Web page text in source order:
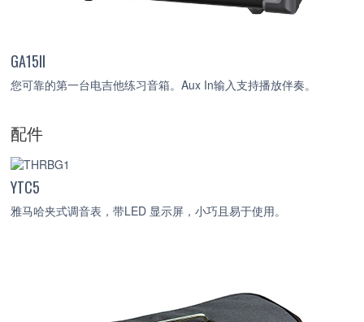
GA15II
您可靠的第一台电吉他练习音箱。Aux In输入支持播放伴奏。
配件
YTC5
雅马哈夹式调音表，带LED 显示屏，小巧且易于使用。